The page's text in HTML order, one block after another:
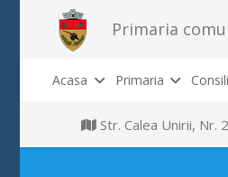
Primaria
Acasa Primaria
Str. Calea Unirii, Nr.